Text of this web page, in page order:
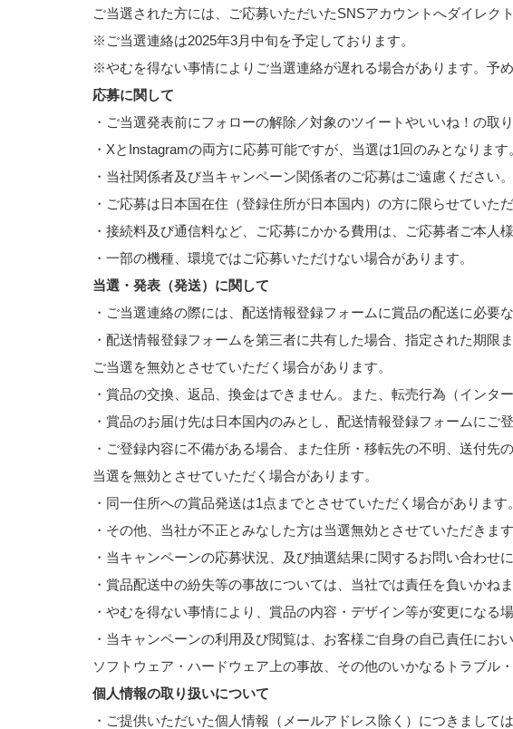
ご当選された方には、ご応募いただいたSNSアカウントへダイレク
※ご当選連絡は2025年3月中旬を予定しております。
※やむを得ない事情によりご当選連絡が遅れる場合があります。予め
応募に関して
・ご当選発表前にフォローの解除／対象のツイートやいいね！の取
・XとInstagramの両方に応募可能ですが、当選は1回のみとなります
・当社関係者及び当キャンペーン関係者のご応募はご遠慮ください。
・ご応募は日本国在住（登録住所が日本国内）の方に限らせていただ
・接続料及び通信料など、ご応募にかかる費用は、ご応募者ご本人
・一部の機種、環境ではご応募いただけない場合があります。
当選・発表（発送）に関して
・ご当選連絡の際には、配送情報登録フォームに賞品の配送に必要
・配送情報登録フォームを第三者に共有した場合、指定された期限
ご当選を無効とさせていただく場合があります。
・賞品の交換、返品、換金はできません。また、転売行為（インタ
・賞品のお届け先は日本国内のみとし、配送情報登録フォームにご
・ご登録内容に不備がある場合、また住所・移転先の不明、送付先
当選を無効とさせていただく場合があります。
・同一住所への賞品発送は1点までとさせていただく場合があります。
・その他、当社が不正とみなした方は当選無効とさせていただきます
・当キャンペーンの応募状況、及び抽選結果に関するお問い合わせ
・賞品配送中の紛失等の事故については、当社では責任を負いかね
・やむを得ない事情により、賞品の内容・デザイン等が変更になる
・当キャンペーンの利用及び閲覧は、お客様ご自身の自己責任に
ソフトウェア・ハードウェア上の事故、その他のいかなるトラブル
個人情報の取り扱いについて
・ご提供いただいた個人情報（メールアドレス除く）につきまし